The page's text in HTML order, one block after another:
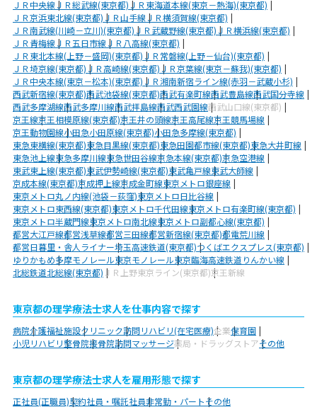
ＪＲ中央線ＪＲ総武線(東京都)ＪＲ東海道本線(東京－熱海)(東京都)
ＪＲ京浜東北線(東京都)ＪＲ山手線ＪＲ横須賀線(東京都)
ＪＲ南武線(川崎－立川)(東京都)ＪＲ武蔵野線(東京都)ＪＲ横浜線(東京都)
ＪＲ青梅線ＪＲ五日市線ＪＲ八高線(東京都)
ＪＲ東北本線(上野－盛岡)(東京都)ＪＲ常磐線(上野－仙台)(東京都)
ＪＲ埼京線(東京都)ＪＲ高崎線(東京都)ＪＲ京葉線(東京－蘇我)(東京都)
ＪＲ中央本線(東京－松本)(東京都)ＪＲ湘南新宿ライン線(赤羽－武蔵小杉)
西武新宿線(東京都)西武池袋線(東京都)西武有楽町線西武豊島線西武国分寺線
西武多摩湖線西武多摩川線西武拝島線西武西武園線西武山口線(東京都)
京王線京王相模原線(東京都)京王井の頭線京王高尾線京王競馬場線
京王動物園線小田急小田原線(東京都)小田急多摩線(東京都)
東急東横線(東京都)東急目黒線(東京都)東急田園都市線(東京都)東急大井町線
東急池上線東急多摩川線東急世田谷線京急本線(東京都)京急空港線
東武東上線(東京都)東武伊勢崎線(東京都)東武亀戸線東武大師線
京成本線(東京都)京成押上線京成金町線東京メトロ銀座線
東京メトロ丸ノ内線(池袋－荻窪)東京メトロ日比谷線
東京メトロ東西線(東京都)東京メトロ千代田線東京メトロ有楽町線(東京都)
東京メトロ半蔵門線東京メトロ南北線東京メトロ副都心線(東京都)
都営大江戸線都営浅草線都営三田線都営新宿線(東京都)都電荒川線
都営日暮里・舎人ライナー埼玉高速鉄道(東京都)つくばエクスプレス(東京都)
ゆりかもめ多摩モノレール東京モノレール東京臨海高速鉄道りんかい線
北総鉄道北総線(東京都) ＪＲ上野東京ライン(東京都)京王新線
東京都の理学療法士求人を仕事内容で探す
病院介護福祉施設クリニック訪問リハビリ(在宅医療)企業保育園
小児リハビリ整骨院接骨院訪問マッサージ薬局・ドラッグストアその他
東京都の理学療法士求人を雇用形態で探す
正社員(正職員)契約社員・嘱託社員非常勤・パートその他